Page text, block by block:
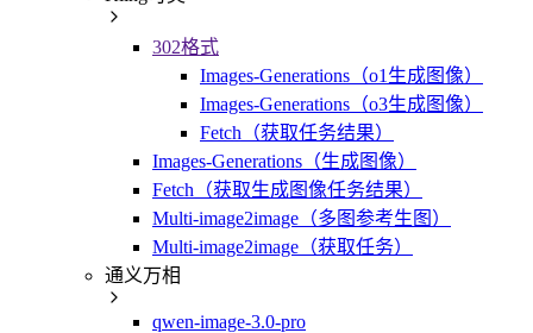
302格式
Images-Generations（o1生成图像）
Images-Generations（o3生成图像）
Fetch（获取任务结果）
Images-Generations（生成图像）
Fetch（获取生成图像任务结果）
Multi-image2image（多图参考生图）
Multi-image2image（获取任务）
通义万相
qwen-image-3.0-pro